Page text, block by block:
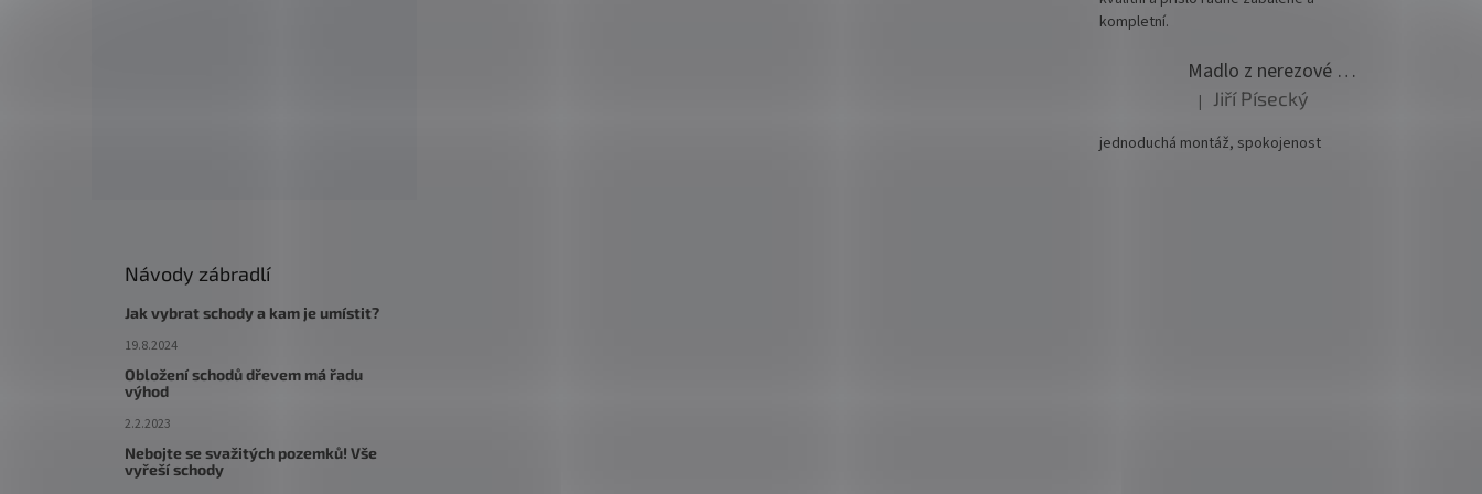
kompletní.
Madlo z nerezové oceli pr. 42,4mm komplet - model 0116 - 3000mm
Hodnocení produktu je 5 z 5 hvězdiček.
| Jiří Písecký
jednoduchá montáž, spokojenost
Návody zábradlí
Jak vybrat schody a kam je umístit?
19.8.2024
Obložení schodů dřevem má řadu
výhod
2.2.2023
Nebojte se svažitých pozemků! Vše
vyřeší schody